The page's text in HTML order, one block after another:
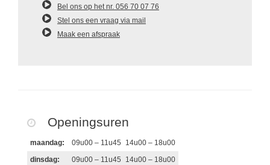
Bel ons op het nr. 056 70 07 76
Stel ons een vraag via mail
Maak een afspraak
Openingsuren
maandag: 09u00 – 11u45
14u00 – 18u00
dinsdag:
09u00 – 11u45
14u00 – 18u00